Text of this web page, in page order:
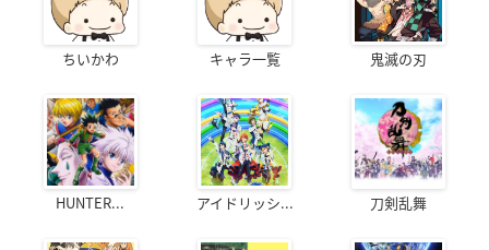
ちいかわ キャラ一覧 鬼滅の刃
HUNTER... アイドリッシ... 刀剣乱舞